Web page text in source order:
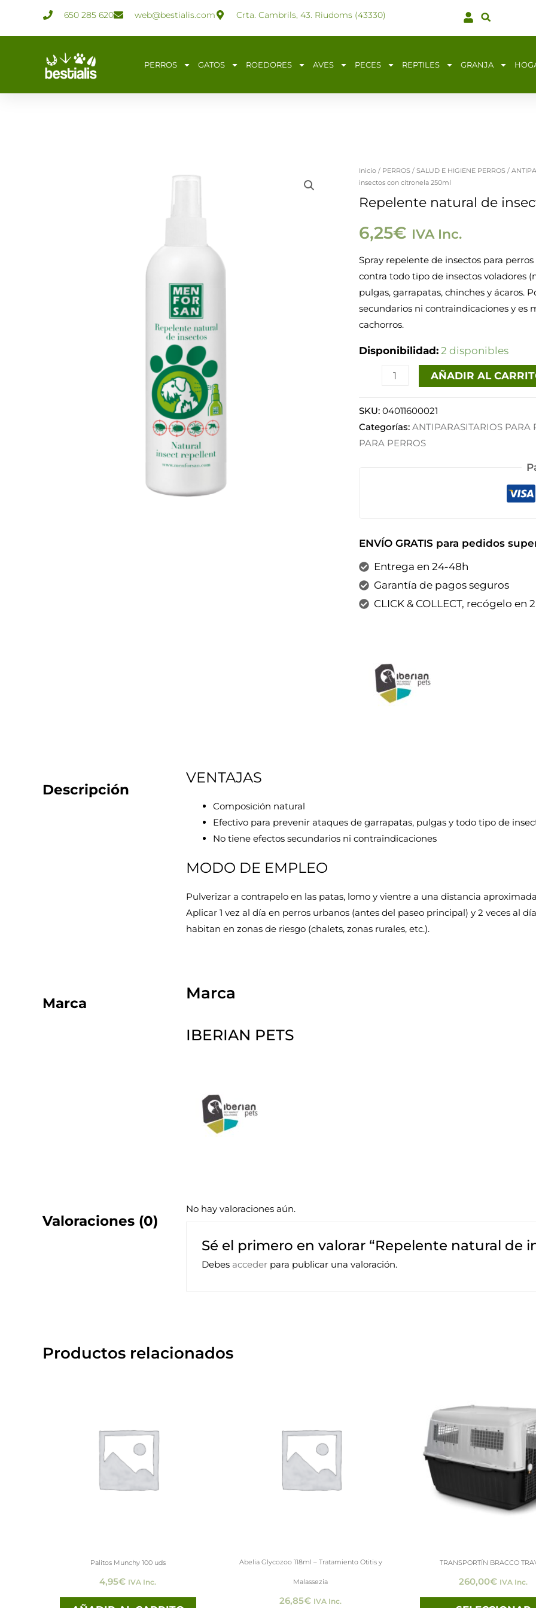
650 285 620 web@bestialis.com Crta. Cambrils, 43. Riudoms (43330)
PERROS GATOS ROEDORES AVES PECES REPTILES GRANJA
Inicio/ PERROS / SALUD E HIGIENE PERROS /
insectos con citronela 250ml
Repelente natural de
6,25€ IVA Inc.
Spray repelente de insectos para
contra todo tipo de insectos voladores
pulgas, garrapatas, chinches y ácaros.
secundarios ni contraindicaciones y es
cachorros.
Disponibilidad: 2 disponibles
Repelente
de
insectos
citronela
cantidad
AÑADIR AL
SKU: 04011600021
Categorías: ANTIPARASITARIOS PARA
PARA PERROS
ENVÍO GRATIS para pedidos
Entrega en 24-48h
Garantía de pagos seguros
CLICK & COLLECT, recógelo en
Descripción
VENTAJAS
Composición natural
Efectivo para prevenir ataques de garrapatas, pulgas y todo tipo de
No tiene efectos secundarios ni contraindicaciones
MODO DE EMPLEO
Pulverizar a contrapelo en las patas, lomo y vientre a una distancia
Aplicar 1 vez al día en perros urbanos (antes del paseo principal) y 2 veces al
habitan en zonas de riesgo (chalets, zonas rurales, etc.).
Marca
Marca
IBERIAN PETS
Valoraciones (0)
No hay valoraciones aún.
Sé el primero en valorar “Repelente natural de
Debes acceder para publicar una valoración.
Productos relacionados
Palitos Munchy 100 uds
4,95€ IVA Inc.
Abelia Glycozoo 118ml – Tratamiento Otitis y
Malassezia
26,85€ IVA Inc.
TRANSPORTÍN BRACCO
260,00€ IVA Inc.